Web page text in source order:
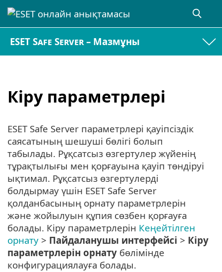
ESET Safe Server – Мазмұны
Кіру параметрлері
ESET Safe Server параметрлері қауіпсіздік
саясатының шешуші бөлігі болып
табылады. Рұқсатсыз өзгертулер жүйенің
тұрақтылығы мен қорғауына қауіп төндіруі
ықтимал. Рұқсатсыз өзгертулерді
болдырмау үшін ESET Safe Server
қолданбасының орнату параметрлерін
және жойылуын құпия сөзбен қорғауға
болады. Кіру параметрлерін Кеңейтілген
орнату > Пайдаланушы интерфейсі > Кіру
параметрлерін орнату бөлімінде
конфигурациялауға болады.